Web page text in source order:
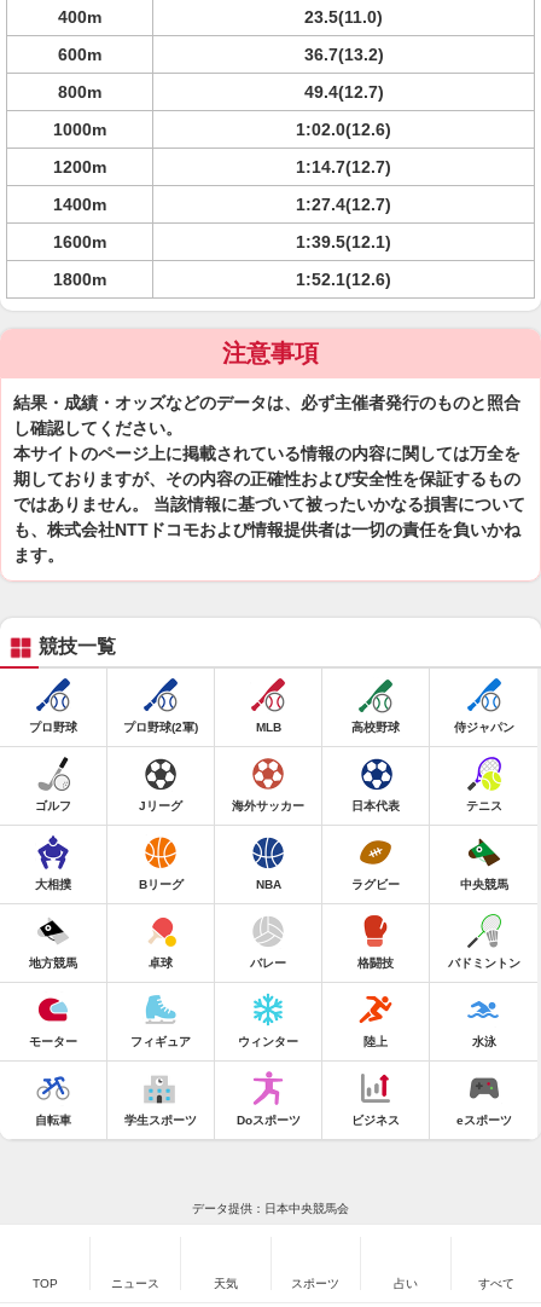
400m
23.5(11.0)
600m
36.7(13.2)
800m
49.4(12.7)
1000m
1:02.0(12.6)
1200m
1:14.7(12.7)
1400m
1:27.4(12.7)
1600m
1:39.5(12.1)
1800m
1:52.1(12.6)
注意事項
結果・成績・オッズなどのデータは、必ず主催者発行のものと照合
し確認してください。
本サイトのページ上に掲載されている情報の内容に関しては万全を
期しておりますが、その内容の正確性および安全性を保証するもの
ではありません。 当該情報に基づいて被ったいかなる損害について
も、株式会社NTTドコモおよび情報提供者は一切の責任を負いかね
ます。
競技一覧
プロ野球 プロ野球(2軍) MLB 高校野球 侍ジャパン
ゴルフ Jリーグ 海外サッカー 日本代表 テニス
大相撲 Bリーグ NBA ラグビー 中央競馬
地方競馬 卓球 バレー 格闘技 バドミントン
モーター フィギュア ウィンター 陸上 水泳
自転車 学生スポーツ Doスポーツ ビジネス eスポーツ
データ提供：日本中央競馬会
TOP ニュース 天気 スポーツ 占い すべて